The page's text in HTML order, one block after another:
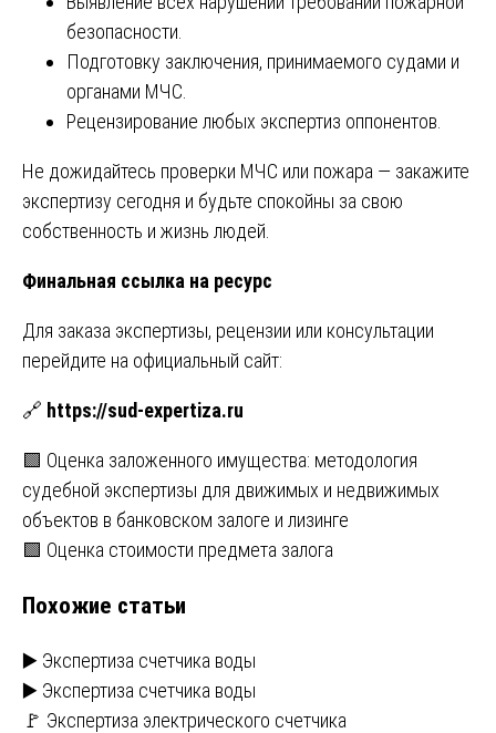
безопасности.
Подготовку заключения, принимаемого судами и
органами МЧС.
Рецензирование любых экспертиз оппонентов.
Не дожидайтесь проверки МЧС или пожара — закажите
экспертизу сегодня и будьте спокойны за свою
собственность и жизнь людей.
Финальная ссылка на ресурс
Для заказа экспертизы, рецензии или консультации
перейдите на официальный сайт:
🔗 https://sud-expertiza.ru
Навигация
по
записям
🟩 Оценка заложенного имущества: методология
судебной экспертизы для движимых и недвижимых
объектов в банковском залоге и лизинге
🟩 Оценка стоимости предмета залога
Похожие статьи
▶️ Экспертиза счетчика воды
▶️ Экспертиза счетчика воды
🚩 Экспертиза электрического счетчика